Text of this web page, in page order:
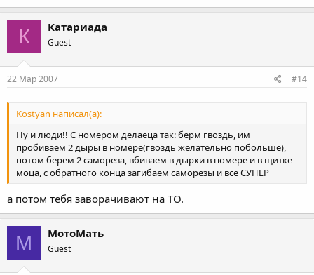
К Катариада
Guest
22 Мар 2007 #14
Kostyan написал(а):
Ну и люди!! С номером делаеца так: берм гвоздь, им
пробиваем 2 дыры в номере(гвоздь желательно побольше),
потом берем 2 самореза, вбиваем в дырки в номере и в щитке
моца, с обратного конца загибаем саморезы и все СУПЕР
а потом тебя заворачивают на ТО.
М МотоМать
Guest